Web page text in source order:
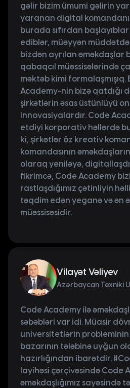
gəlir bizim ümumi gəlirin
yaranan digital
burada sıfırdan
ediblər, müəyyən
bizdən ayrılan əməkdaşlar
qabaqcıl müəssisələrində
məktəb kimi formalaşmışıq.
Academy-nin bizə qatdığı
şirkətlərin əsas üstünlüyü
innovasiyalardır. Code
etdiyi korporativ həllərdə bu
ki, şirkətlər öz kreativ
komandasının
olaraq yeniləyə,
fikrimcə, Code Academy
rastlaşdığımız çətinliyin
təqdim edən yeganə və ən
müəssisəsidir.
Vilayət Vəliyev
Azərbaycan Texniki
Code Academy ilə
səbəbləri var idi. Müasir
universitetlərin probleminin
bazarının tələbinə uyğun
hazırlığından ibarətdir.
layihəsi çərçivəsində Code
əməkdaşlığımız sayəsində